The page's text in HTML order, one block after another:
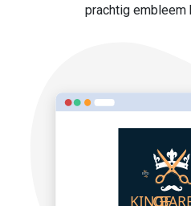
prachtig embleem